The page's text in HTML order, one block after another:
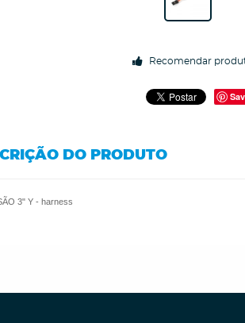
Recomendar
DO PRODUTO
3" Y - harness